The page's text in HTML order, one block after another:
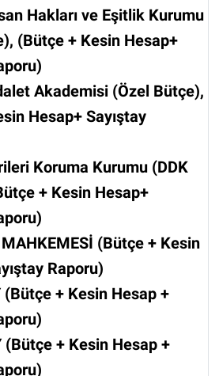
Hakları ve Eşitlik Kurumu
(Bütçe + Kesin Hesap+
Akademisi (Özel Bütçe),
Hesap+ Sayıştay
Koruma Kurumu (DDK
+ Kesin Hesap+
(Bütçe + Kesin
Raporu)
(Bütçe + Kesin Hesap +
(Bütçe + Kesin Hesap +